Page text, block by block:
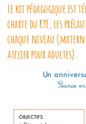
Le kit pédagogique est
charte du RYE, les
chaque niveau
atelier pour adultes).